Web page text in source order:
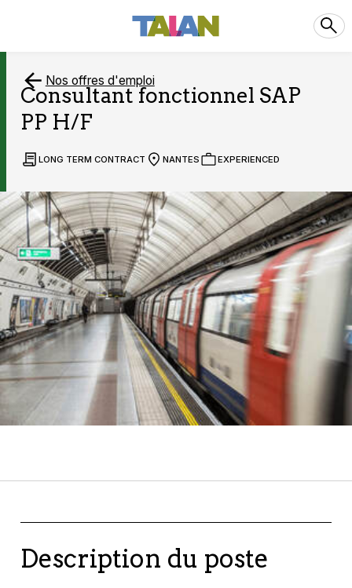
Nos offres d'emploi
Consultant fonctionnel SAP
PP H/F
LONG TERM CONTRACT NANTES EXPERIENCED
Description du poste